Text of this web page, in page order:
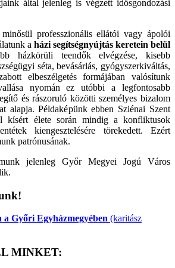
által jelenleg is végzett idősgondozási
professzionális ellátói vagy ápolói
a házi segítségnyújtás keretein belül
házkörüli teendők elvégzése, kisebb
séta, bevásárlás, gyógyszerkiváltás,
elbeszélgetés formájában valósítunk
nyomán ez utóbbi a legfontosabb
és rászoruló közötti személyes bizalom
alapja. Példaképünk ebben Sziénai Szent
kísért élete során mindig a konfliktusok
kiengesztelésére törekedett. Ezért
patrónusának.
jelenleg Győr Megyei Jogú Város
Győri Egyházmegyében (karitász
MINKET: